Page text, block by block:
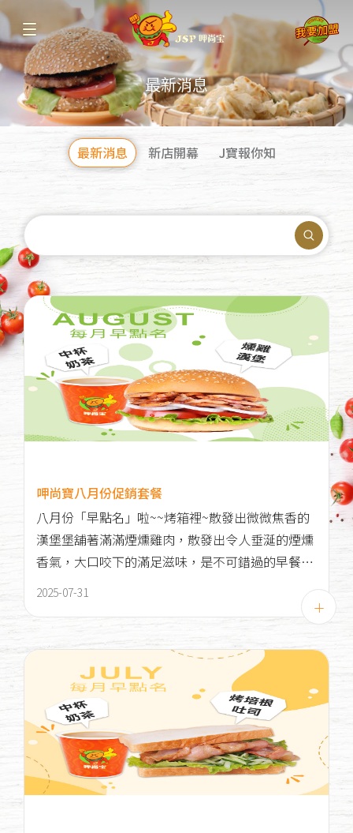
最新消息
最新消息 新店開幕 J寶報你知
呷尚寶八月份促銷套餐
八月份「早點名」啦~~烤箱裡~散發出微微焦香的
漢堡堡舖著滿滿煙燻雞肉，散發出令人垂涎的煙燻
香氣，大口咬下的滿足滋味，是不可錯過的早餐好
選擇！
2025-07-31